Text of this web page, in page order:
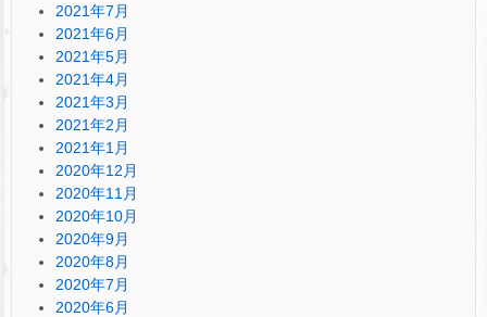
2021年7月
2021年6月
2021年5月
2021年4月
2021年3月
2021年2月
2021年1月
2020年12月
2020年11月
2020年10月
2020年9月
2020年8月
2020年7月
2020年6月